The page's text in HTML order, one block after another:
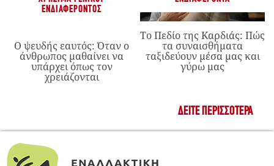
ΕΝΔΙΑΦΈΡΟΝΤΟΣ
Ο ψευδής εαυτός: Όταν ο
άνθρωπος μαθαίνει να
υπάρχει όπως τον
χρειάζονται
Το Πεδίο της Καρδιάς: Πώς
τα συναισθήματα
ταξιδεύουν μέσα μας και
γύρω μας
ΔΕΊΤΕ ΠΕΡΙΣΣΌΤΕΡΑ